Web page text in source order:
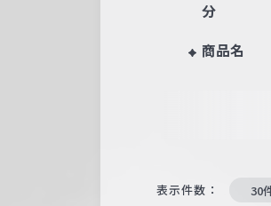
分
商品名
表示件数：